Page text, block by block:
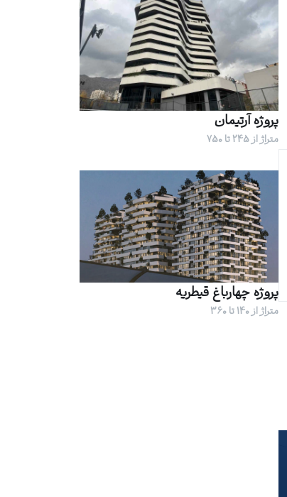
پروژه آرتیمان
متراژ از 245 تا 750
پروژه چهارباغ قیطریه
متراژ از 140 تا 360